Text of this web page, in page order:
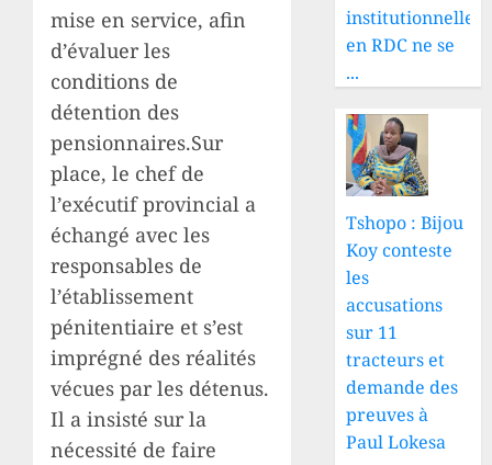
mise en service, afin
d’évaluer les
conditions de
détention des
pensionnaires.Sur
place, le chef de
l’exécutif provincial a
échangé avec les
responsables de
l’établissement
pénitentiaire et s’est
imprégné des réalités
vécues par les détenus.
Il a insisté sur la
nécessité de faire
institutionnelle
en RDC ne se
...
Tshopo : Bijou
Koy conteste
les
accusations
sur 11
tracteurs et
demande des
preuves à
Paul Lokesa